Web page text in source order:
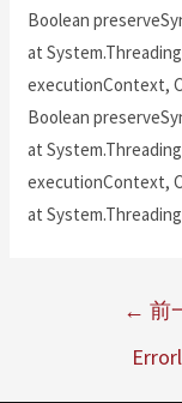
Boolean
at
executionContext,
Boolean
at
executionContext,
at
← 前